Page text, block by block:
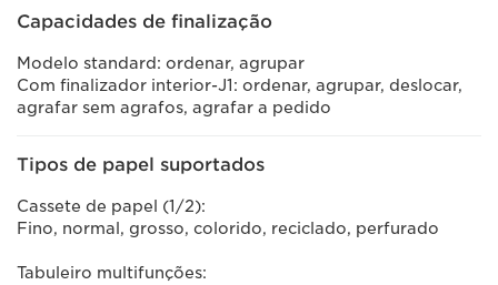
Capacidades de finalização
Modelo standard: ordenar, agrupar
Com finalizador interior-J1: ordenar, agrupar, deslocar,
agrafar sem agrafos, agrafar a pedido
Tipos de papel suportados
Cassete de papel (1/2):
Fino, normal, grosso, colorido, reciclado, perfurado
Tabuleiro multifunções: